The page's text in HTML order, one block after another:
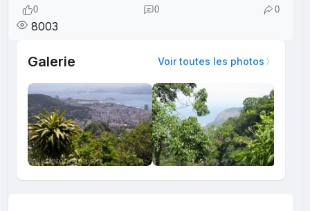
0 0 0
8003
Galerie Voir toutes les photos